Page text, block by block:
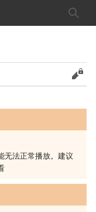
搜索
查看
无法正常播放。建议